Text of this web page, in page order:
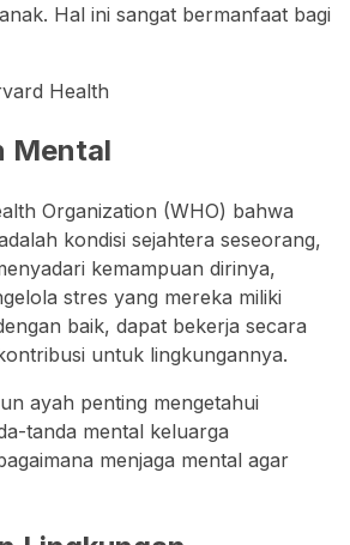
Hal ini sangat bermanfaat bagi
Health
Mental
Organization (WHO) bahwa
kondisi sejahtera seseorang,
kemampuan dirinya,
stres yang mereka miliki
baik, dapat bekerja secara
untuk lingkungannya.
ayah penting mengetahui
tanda mental keluarga
menjaga mental agar